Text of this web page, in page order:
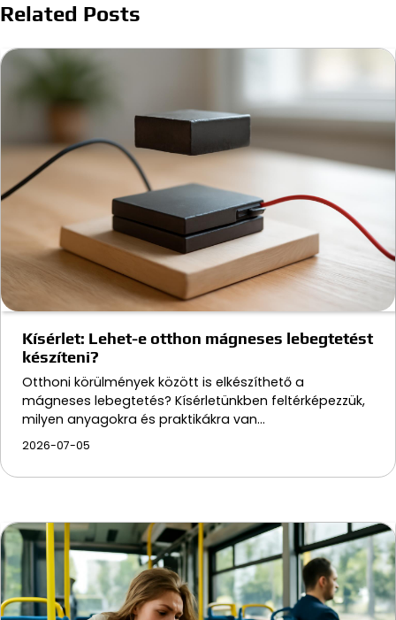
Related Posts
Kísérlet: Lehet-e otthon mágneses lebegtetést
készíteni?
Otthoni körülmények között is elkészíthető a
mágneses lebegtetés? Kísérletünkben feltérképezzük,
milyen anyagokra és praktikákra van…
2026-07-05